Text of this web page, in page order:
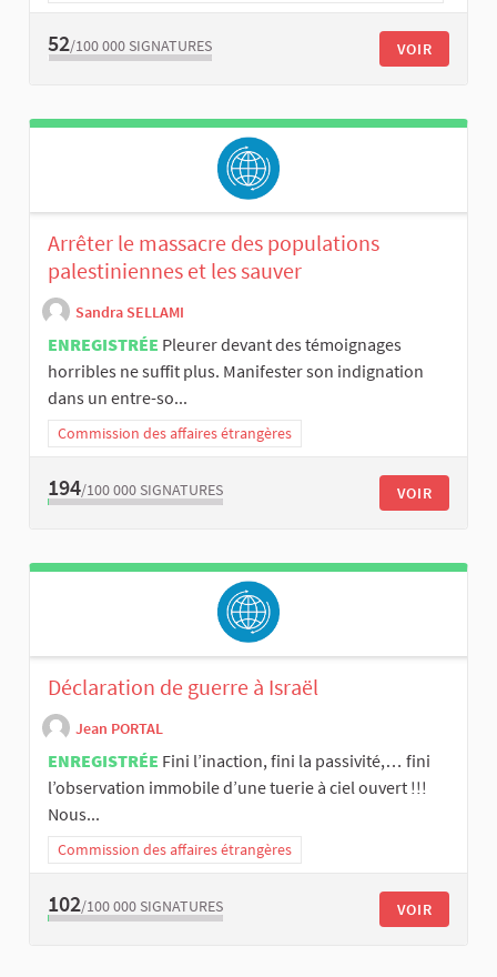
52/100 000 SIGNATURES VOIR
Arrêter le massacre des populations
palestiniennes et les sauver
Sandra SELLAMI
ENREGISTRÉE Pleurer devant des témoignages
horribles ne suffit plus. Manifester son indignation
dans un entre-so...
Commission des affaires étrangères
194/100 000 SIGNATURES VOIR
Déclaration de guerre à Israël
Jean PORTAL
ENREGISTRÉE Fini l’inaction, fini la passivité,… fini
l’observation immobile d’une tuerie à ciel ouvert !!!
Nous...
Commission des affaires étrangères
102/100 000 SIGNATURES VOIR